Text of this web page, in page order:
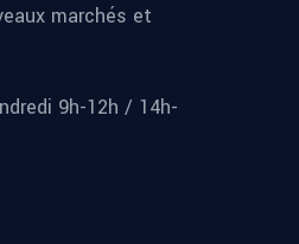
marchés et
9h-12h / 14h-